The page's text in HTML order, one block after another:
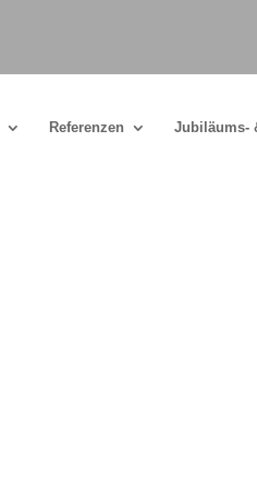
Referenzen Jubiläums-